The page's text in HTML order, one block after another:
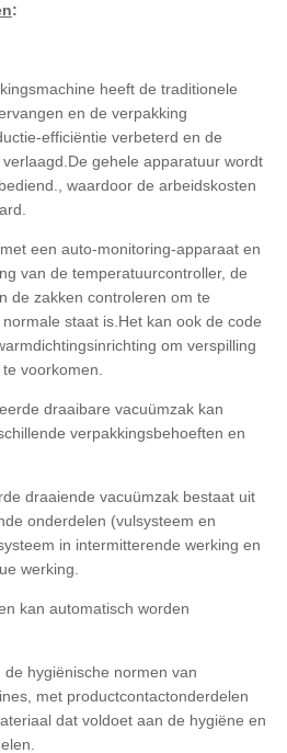
:
heeft de traditionele
en de verpakking
efficiëntie verbeterd en de
gehele apparatuur wordt
waardoor de arbeidskosten
een auto-monitoring-apparaat en
van de temperatuurcontroller, de
de zakken controleren om te
staat is.Het kan ook de code
om verspilling
voorkomen.
draaibare vacuümzak kan
verpakkingsbehoeften en
draaiende vacuümzak bestaat uit
onderdelen (vulsysteem en
in intermitterende werking en
werking.
kan automatisch worden
hygiënische normen van
met productcontactonderdelen
dat voldoet aan de hygiëne en